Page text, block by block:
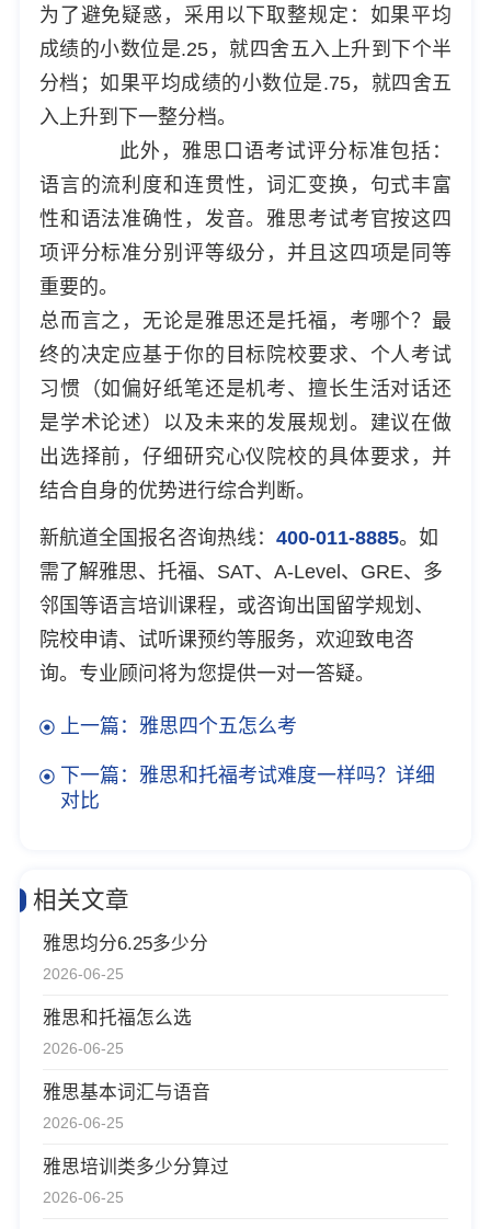
为了避免疑惑，采用以下取整规定：如果平均
成绩的小数位是.25，就四舍五入上升到下个半
分档；如果平均成绩的小数位是.75，就四舍五
入上升到下一整分档。
此外，雅思口语考试评分标准包括：
语言的流利度和连贯性，词汇变换，句式丰富
性和语法准确性，发音。雅思考试考官按这四
项评分标准分别评等级分，并且这四项是同等
重要的。
总而言之，无论是雅思还是托福，考哪个？最
终的决定应基于你的目标院校要求、个人考试
习惯（如偏好纸笔还是机考、擅长生活对话还
是学术论述）以及未来的发展规划。建议在做
出选择前，仔细研究心仪院校的具体要求，并
结合自身的优势进行综合判断。
新航道全国报名咨询热线： 400-011-8885。如
需了解雅思、托福、SAT、A-Level、GRE、多
邻国等语言培训课程，或咨询出国留学规划、
院校申请、试听课预约等服务，欢迎致电咨
询。专业顾问将为您提供一对一答疑。
上一篇：雅思四个五怎么考
下一篇：雅思和托福考试难度一样吗？详细
对比
相关文章
雅思均分6.25多少分
2026-06-25
雅思和托福怎么选
2026-06-25
雅思基本词汇与语音
2026-06-25
雅思培训类多少分算过
2026-06-25